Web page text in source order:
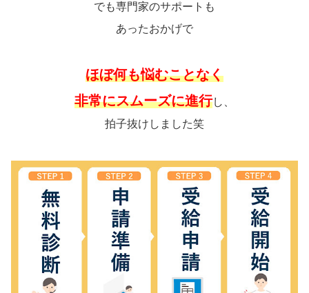
でも専門家のサポートも
あったおかげで
ほぼ何も悩むことなく
非常にスムーズに進行し、
拍子抜けしました笑